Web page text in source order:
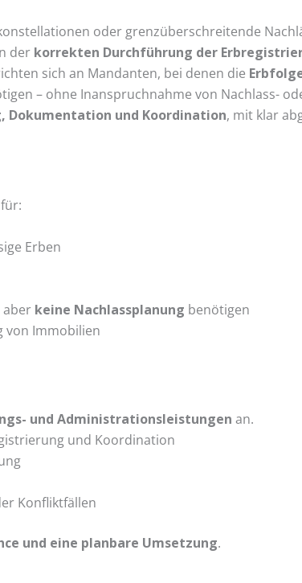
oder grenzüberschreitende
der korrekten Durchführung der
sich an Mandanten, bei denen die
– ohne Inanspruchnahme von Nachlass-
Dokumentation und Koordination, mit klar
Erben
aber keine Nachlassplanung benötigen
von Immobilien
und Administrations­leistungen an.
und Koordination
Konfliktfällen
und eine planbare Umsetzung.